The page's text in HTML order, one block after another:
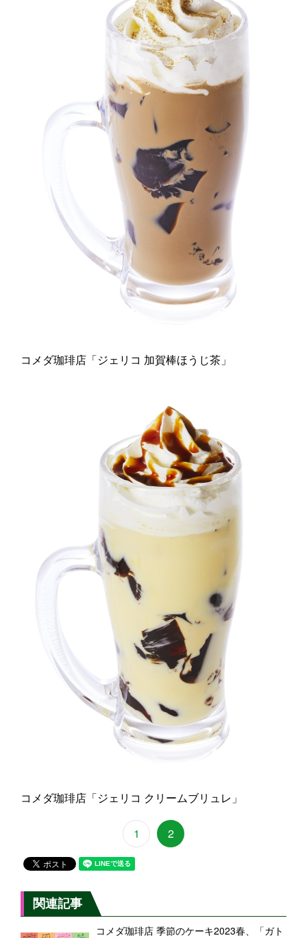
コメダ珈琲店「ジェリコ 加賀棒ほうじ茶」
コメダ珈琲店「ジェリコ クリームブリュレ」
1 2
関連記事
コメダ珈琲店 季節のケーキ2023春、「ガト